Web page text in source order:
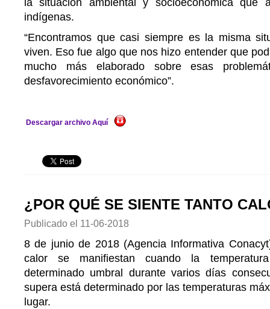
la situación ambiental y socioeconómica que
indígenas.
“Encontramos que casi siempre es la misma
viven. Eso fue algo que nos hizo entender que
mucho más elaborado sobre esas
desfavorecimiento económico”.
Descargar archivo Aquí
¿POR QUÉ SE SIENTE TANTO
Publicado el 11-06-2018
8 de junio de 2018 (Agencia Informativa
calor se manifiestan cuando la
determinado umbral durante varios días
supera está determinado por las temperaturas
lugar.